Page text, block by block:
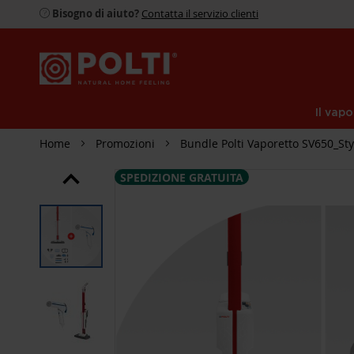
Bisogno di aiuto? Contatta il servizio clienti
Il
Home Promozioni Bundle Polti Vaporetto
SKIP
THE
END
OF
THE
IMAGES
GALLERY
SPEDIZIONE GRATUITA